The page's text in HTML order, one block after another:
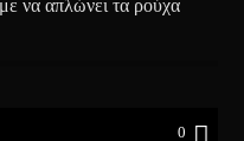
να απλώνει τα ρούχα
0